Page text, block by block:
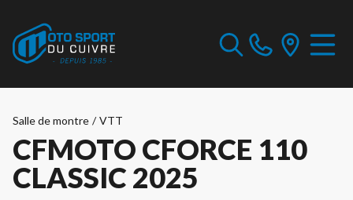
Salle de montre / VTT
CFMOTO CFORCE 110
CLASSIC 2025